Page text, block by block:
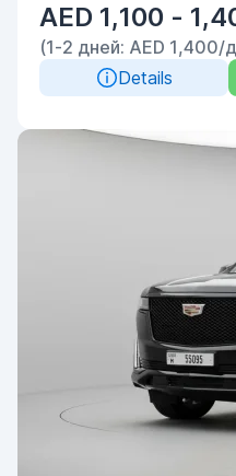
AED 1,100 -
(1-2 дней: AED 1,400/
Details